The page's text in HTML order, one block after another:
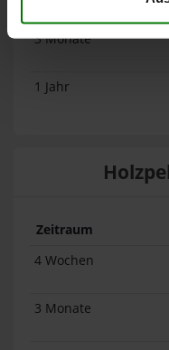
3 Monate
1 Jahr
Zeitraum
4 Wochen
3 Monate